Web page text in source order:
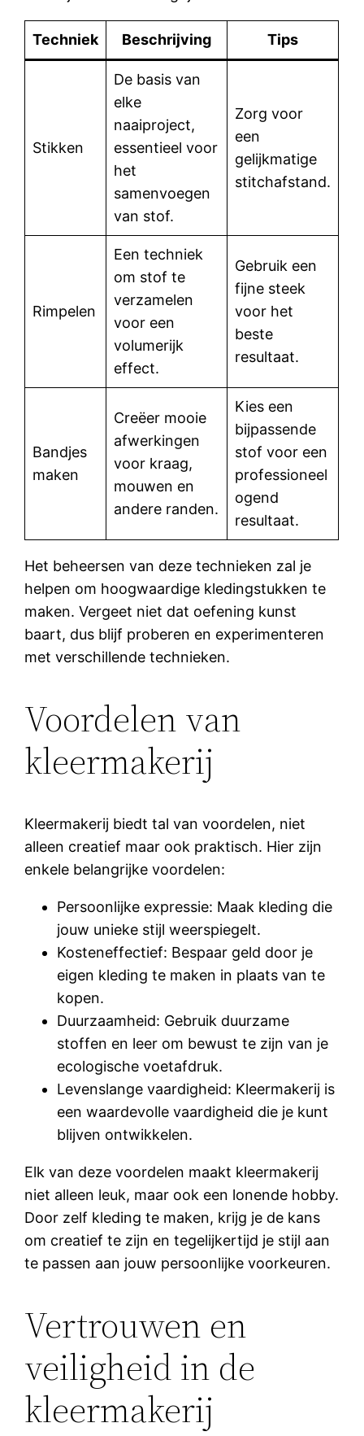
Techniek Beschrijving Tips
Stikken
De basis van
elke
naaiproject,
essentieel voor
het
samenvoegen
van stof.
Zorg voor
een
gelijkmatige
stitchafstand.
Rimpelen
Een techniek
om stof te
verzamelen
voor een
volumerijk
effect.
Gebruik een
fijne steek
voor het
beste
resultaat.
Bandjes
maken
Creëer mooie
afwerkingen
voor kraag,
mouwen en
andere randen.
Kies een
bijpassende
stof voor een
professioneel
ogend
resultaat.
Het beheersen van deze technieken zal je
helpen om hoogwaardige kledingstukken te
maken. Vergeet niet dat oefening kunst
baart, dus blijf proberen en experimenteren
met verschillende technieken.
Voordelen van
kleermakerij
Kleermakerij biedt tal van voordelen, niet
alleen creatief maar ook praktisch. Hier zijn
enkele belangrijke voordelen:
Persoonlijke expressie: Maak kleding die
jouw unieke stijl weerspiegelt.
Kosteneffectief: Bespaar geld door je
eigen kleding te maken in plaats van te
kopen.
Duurzaamheid: Gebruik duurzame
stoffen en leer om bewust te zijn van je
ecologische voetafdruk.
Levenslange vaardigheid: Kleermakerij is
een waardevolle vaardigheid die je kunt
blijven ontwikkelen.
Elk van deze voordelen maakt kleermakerij
niet alleen leuk, maar ook een lonende hobby.
Door zelf kleding te maken, krijg je de kans
om creatief te zijn en tegelijkertijd je stijl aan
te passen aan jouw persoonlijke voorkeuren.
Vertrouwen en
veiligheid in de
kleermakerij